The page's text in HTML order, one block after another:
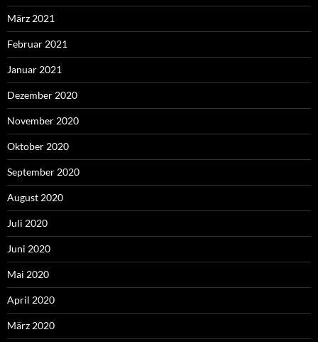
März 2021
Februar 2021
Januar 2021
Dezember 2020
November 2020
Oktober 2020
September 2020
August 2020
Juli 2020
Juni 2020
Mai 2020
April 2020
März 2020